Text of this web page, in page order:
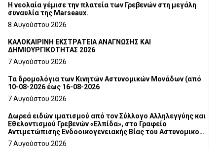
Η νεολαία γέμισε την πλατεία των Γρεβενών στη μεγάλη
συναυλία της Marseaux.
8 Αυγούστου 2026
ΚΑΛΟΚΑΙΡΙΝΗ ΕΚΣΤΡΑΤΕΙΑ ΑΝΑΓΝΩΣΗΣ ΚΑΙ
ΔΗΜΙΟΥΡΓΙΚΟΤΗΤΑΣ 2026
7 Αυγούστου 2026
Τα δρομολόγια των Κινητών Αστυνομικών Μονάδων (από
10-08-2026 έως 16-08-2026
7 Αυγούστου 2026
Δωρεά ειδών ιματισμού από τον Σύλλογο Αλληλεγγύης και
Εθελοντισμού Γρεβενών «Ελπίδα», στο Γραφείο
Αντιμετώπισης Ενδοοικογενειακής Βίας του Αστυνομικού
Τμήματος Γρεβενών
7 Αυγούστου 2026